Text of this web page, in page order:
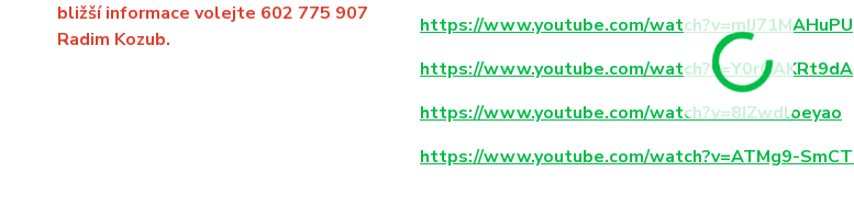
bližší informace volejte 602 775 907
Radim Kozub.
https://www.youtube.com/watch?v=mIJ71MAHuPU
https://www.youtube.com/watch?v=Y0rGAKRt9dA
https://www.youtube.com/watch?v=8IZwdloeyao
https://www.youtube.com/watch?v=ATMg9-